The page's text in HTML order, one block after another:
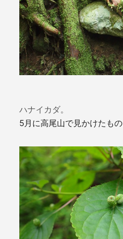
ハナイカダ。
5月に高尾山で見かけたもの